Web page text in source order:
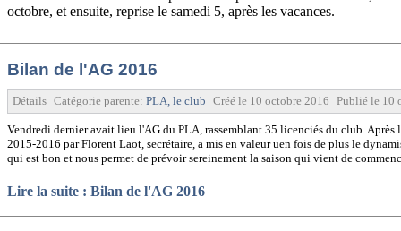
octobre, et ensuite, reprise le samedi 5, après les vacances.
Bilan de l'AG 2016
Détails Catégorie parente: PLA, le club Créé le 10 octobre 2016 Publié le 10
Vendredi dernier avait lieu l'AG du PLA, rassemblant 35 licenciés du club.
2015-2016 par Florent Laot, secrétaire, a mis en valeur uen fois de plus le
qui est bon et nous permet de prévoir sereinement la saison qui vient de
Lire la suite : Bilan de l'AG 2016